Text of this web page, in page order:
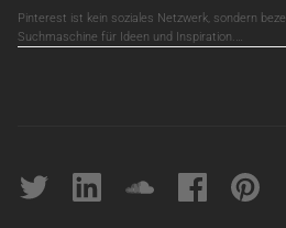
Pinterest ist kein soziales Netzwerk, sondern
Suchmaschine für Ideen und Inspiration.…
Twitter linkedin soundcloudFacebookpinterest